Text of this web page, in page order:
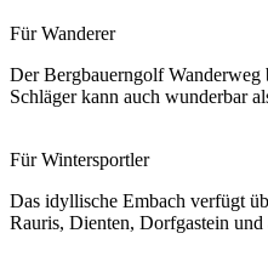
Für Wanderer
Der Bergbauerngolf Wanderweg
Schläger kann auch wunderbar
Für Wintersportler
Das idyllische Embach verfügt
Rauris, Dienten, Dorfgastein und